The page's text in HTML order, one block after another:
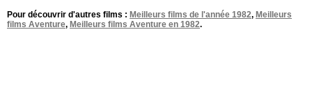
Pour découvrir d'autres films : Meilleurs films de l'année 1982, Meilleurs
films Aventure, Meilleurs films Aventure en 1982.